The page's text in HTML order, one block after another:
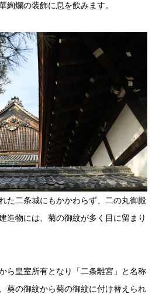
絢爛の装飾に息を飲みます。
た二条城にもかかわらず、二の丸御殿
造物には、菊の御紋が多く目に留まり
ら皇室所有となり「二条離宮」と名称
葵の御紋から菊の御紋に付け替えられ